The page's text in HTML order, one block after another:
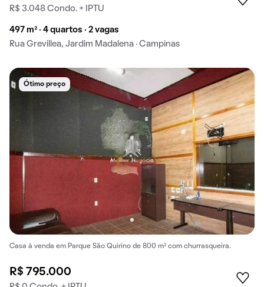
R$ 3.048 Condo. + IPTU
497 m² · 4 quartos · 2 vagas
Rua Grevillea, Jardim Madalena · Campinas
Ótimo preço
Casa à venda em Parque São Quirino de 800 m² com churrasqueira.
R$ 795.000